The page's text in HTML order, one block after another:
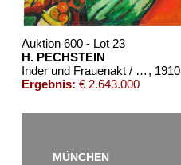
Auktion 600 - Lot 23
H. PECHSTEIN
Inder und Frauenakt / Früchte (Rückseite) , 1910
Ergebnis: € 2.643.000
MÜNCHEN